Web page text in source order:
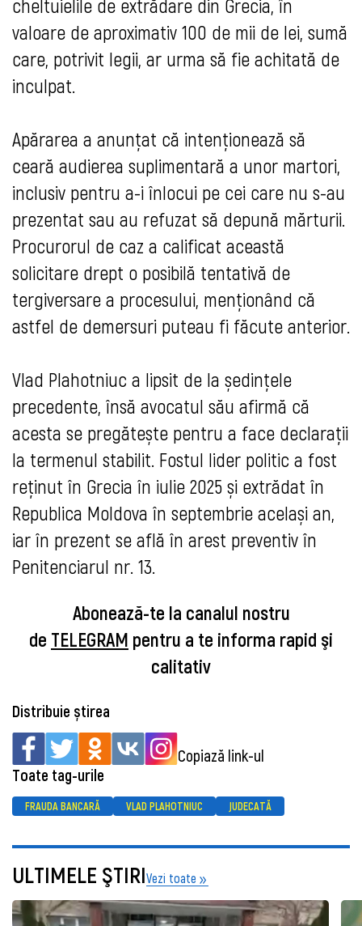
cheltuielile de extrădare din Grecia, în
valoare de aproximativ 100 de mii de lei, sumă
care, potrivit legii, ar urma să fie achitată de
inculpat.
Apărarea a anunțat că intenționează să
ceară audierea suplimentară a unor martori,
inclusiv pentru a-i înlocui pe cei care nu s-au
prezentat sau au refuzat să depună mărturii.
Procurorul de caz a calificat această
solicitare drept o posibilă tentativă de
tergiversare a procesului, menționând că
astfel de demersuri puteau fi făcute anterior.
Vlad Plahotniuc a lipsit de la ședințele
precedente, însă avocatul său afirmă că
acesta se pregătește pentru a face declarații
la termenul stabilit. Fostul lider politic a fost
reținut în Grecia în iulie 2025 și extrădat în
Republica Moldova în septembrie același an,
iar în prezent se află în arest preventiv în
Penitenciarul nr. 13.
Abonează-te la canalul nostru
de TELEGRAM pentru a te informa rapid şi
calitativ
Distribuie știrea
Copiază link-ul
Toate tag-urile
FRAUDA BANCARĂ VLAD PLAHOTNIUC JUDECATĂ
ULTIMELE ŞTIRIVezi toate